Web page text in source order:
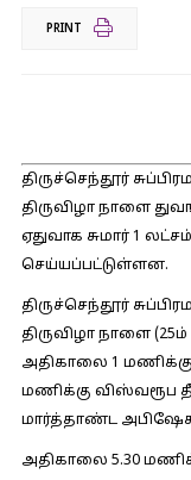
PRINT
திருச்செந்தூர்
திருவிழா நாளை
ஏதுவாக சுமார் 1
செய்யப்பட்டுள்ளன.
திருச்செந்தூர்
திருவிழா நாளை
அதிகாலை 1
மணிக்கு விஸ்வரூப
மார்த்தாண்ட
அதிகாலை 5.30